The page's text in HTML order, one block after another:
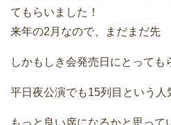
てもらいました！
来年の2月なので、まだまだ先
しかもしき会発売日にとっても
平日夜公演でも15列目という人